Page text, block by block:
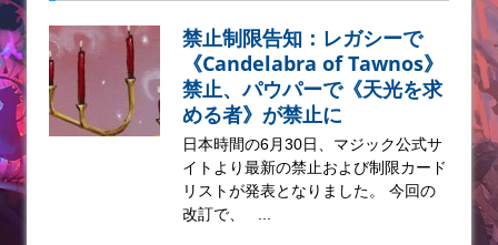
禁止制限告知：レガシーで
《Candelabra of Tawnos》
禁止、パウパーで《天光を求
める者》が禁止に
日本時間の6月30日、マジック公式サ
イトより最新の禁止および制限カード
リストが発表となりました。 今回の
改訂で、 ...